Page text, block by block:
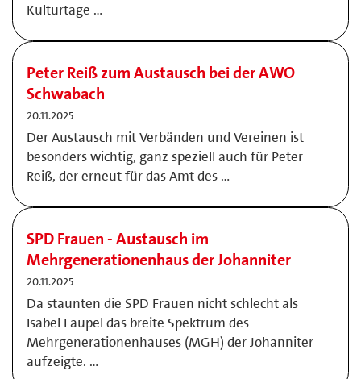
Kulturtage …
Peter Reiß zum Austausch bei der AWO
Schwabach
20.11.2025
Der Austausch mit Verbänden und Vereinen ist
besonders wichtig, ganz speziell auch für Peter
Reiß, der erneut für das Amt des …
SPD Frauen - Austausch im
Mehrgenerationenhaus der Johanniter
20.11.2025
Da staunten die SPD Frauen nicht schlecht als
Isabel Faupel das breite Spektrum des
Mehrgenerationenhauses (MGH) der Johanniter
aufzeigte. …